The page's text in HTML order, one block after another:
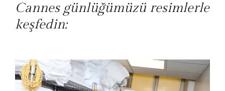
Cannes günlüğümüzü resimlerle
keşfedin: